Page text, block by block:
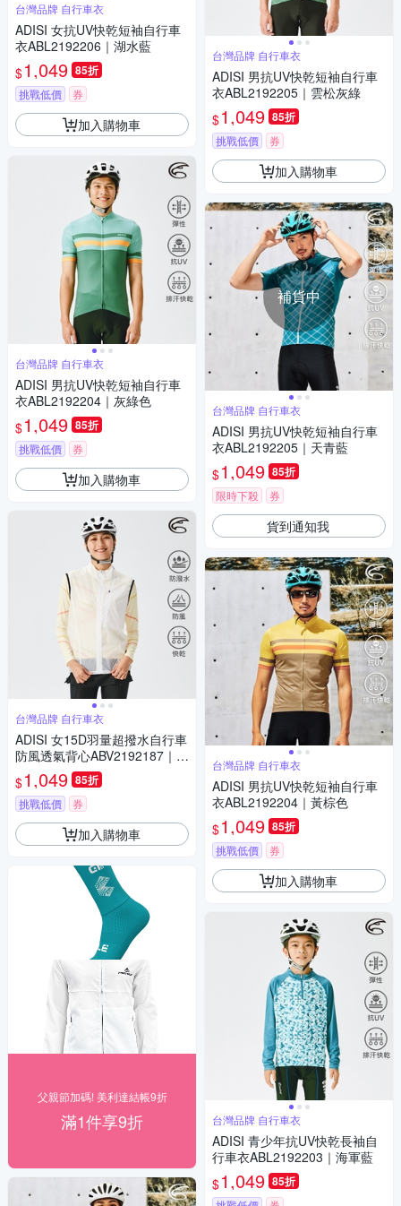
台灣品牌 自行車衣
ADISI 女抗UV快乾短袖自行車
衣ABL2192206｜湖水藍
$1,049 85折
挑戰低價 券
加入購物車
台灣品牌 自行車衣
ADISI 男抗UV快乾短袖自行車
衣ABL2192204｜灰綠色
$1,049 85折
挑戰低價 券
加入購物車
台灣品牌 自行車衣
ADISI 女15D羽量超撥水自行車
防風透氣背心ABV2192187｜透
明白
$1,049 85折
挑戰低價 券
加入購物車
父親節加碼! 美利達結帳9折
滿1件享9折
台灣品牌 自行車衣
ADISI 男抗UV快乾短袖自行車
衣ABL2192205｜雲松灰綠
$1,049 85折
挑戰低價 券
加入購物車
補貨中
台灣品牌 自行車衣
ADISI 男抗UV快乾短袖自行車
衣ABL2192205｜天青藍
$1,049 85折
限時下殺 券
貨到通知我
台灣品牌 自行車衣
ADISI 男抗UV快乾短袖自行車
衣ABL2192204｜黃棕色
$1,049 85折
挑戰低價 券
加入購物車
台灣品牌 自行車衣
ADISI 青少年抗UV快乾長袖自
行車衣ABL2192203｜海軍藍
$1,049 85折